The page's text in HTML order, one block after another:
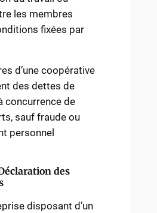
les membres
fixées par
d’une coopérative
des dettes de
concurrence de
sauf fraude ou
personnel
des
disposant d’un